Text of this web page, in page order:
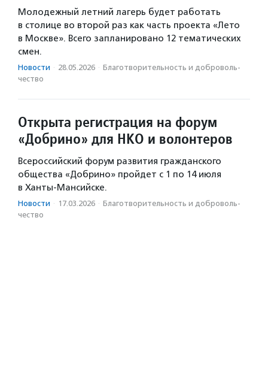
Молодежный летний лагерь будет работать
в столице во второй раз как часть проекта «Лето
в Москве». Всего запланировано 12 тематических
смен.
Новости · 28.05.2026 · Благотвори­тель­ность и доброволь­
чест­во
Открыта регистрация на форум
«Добрино» для НКО и волонтеров
Всероссийский форум развития гражданского
общества «Добрино» пройдет с 1 по 14 июля
в Ханты-Мансийске.
Новости · 17.03.2026 · Благотвори­тель­ность и доброволь­
чест­во